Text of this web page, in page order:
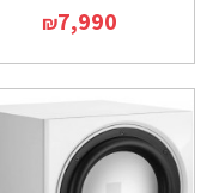
₪7,990